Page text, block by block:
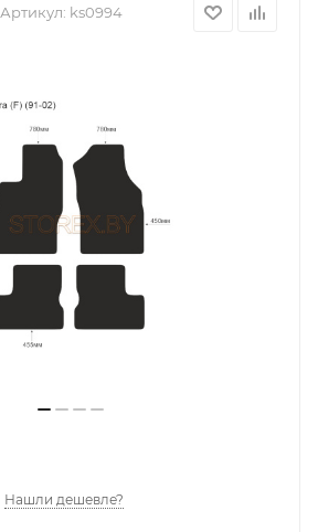
Артикул: ks0994
Нашли дешевле?